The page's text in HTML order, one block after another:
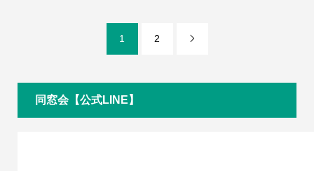
1 2 
同窓会【公式LINE】